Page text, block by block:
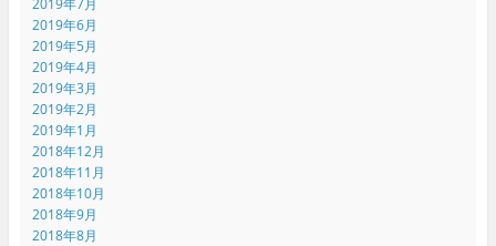
2019年7月
2019年6月
2019年5月
2019年4月
2019年3月
2019年2月
2019年1月
2018年12月
2018年11月
2018年10月
2018年9月
2018年8月